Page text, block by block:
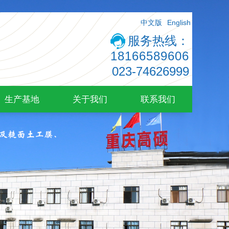
中文版 English
服务热线：
18166589606
023-74626999
生产基地 关于我们 联系我们